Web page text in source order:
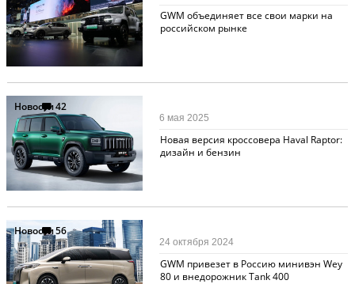
GWM объединяет все свои марки на
российском рынке
Новости42
Новая версия кроссовера Haval Raptor:
дизайн и бензин
6 мая 2025
Новости56
GWM привезет в Россию минивэн Wey
80 и внедорожник Tank 400
24 октября 2024